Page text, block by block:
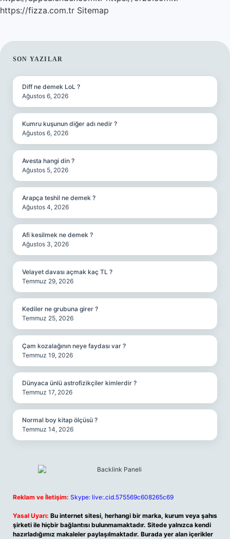
https://fizza.com.tr Sitemap
SIDEBAR
SON YAZILAR
Diff ne demek LoL ?
Ağustos 6, 2026
Kumru kuşunun diğer adı nedir ?
Ağustos 6, 2026
Avesta hangi din ?
Ağustos 5, 2026
Arapça teshil ne demek ?
Ağustos 4, 2026
Afi kesilmek ne demek ?
Ağustos 3, 2026
Velayet davası açmak kaç TL ?
Temmuz 29, 2026
Kediler ne grubuna girer ?
Temmuz 25, 2026
Çam kozalağının neye faydası var ?
Temmuz 19, 2026
Dünyaca ünlü astrofizikçiler kimlerdir ?
Temmuz 17, 2026
Normal boy kitap ölçüsü ?
Temmuz 14, 2026
Reklam ve İletişim: Skype: live:.cid.575569c608265c69
Yasal Uyarı: Bu internet sitesi, herhangi bir marka, kurum veya şahıs
şirketi ile hiçbir bağlantısı bulunmamaktadır. Sitede yalnızca kendi
hazırladığımız makaleler paylaşılmaktadır. Burada yer alan içerikler